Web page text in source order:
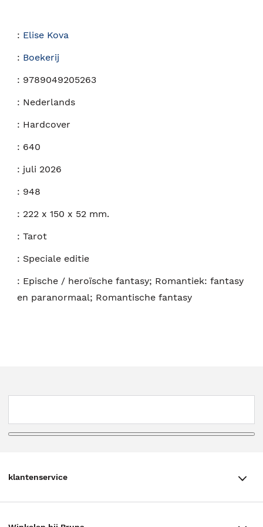
: Elise Kova
: Boekerij
: 9789049205263
: Nederlands
: Hardcover
: 640
: juli 2026
: 948
: 222 x 150 x 52 mm.
: Tarot
: Speciale editie
: Epische / heroïsche fantasy; Romantiek: fantasy
en paranormaal; Romantische fantasy
klantenservice